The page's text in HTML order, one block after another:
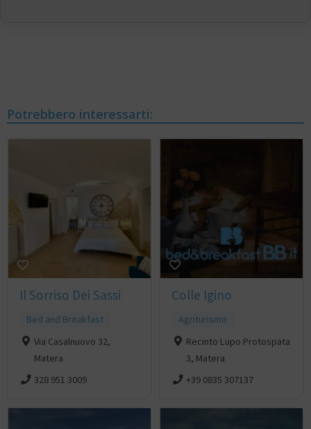
Potrebbero interessarti:
Il Sorriso Dei Sassi
Bed and Breakfast
Via Casalnuovo 32,
Matera
328 951 3009
Colle Igino
Agriturismo
Recinto Lupo Protospata
3, Matera
+39 0835 307137